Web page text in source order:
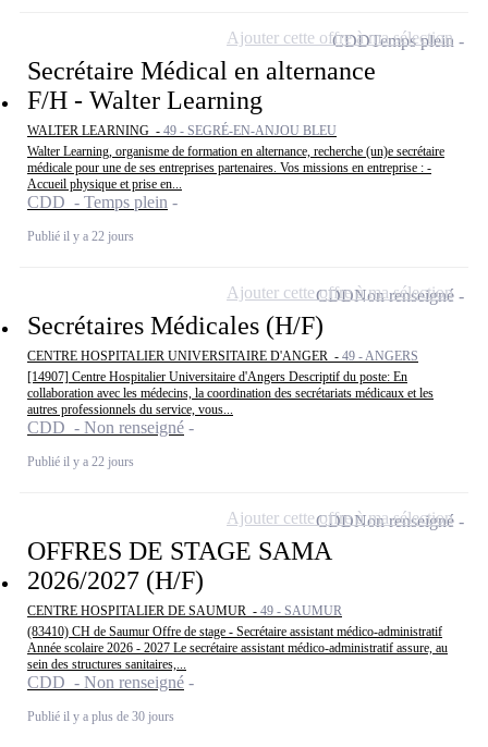
Secrétaire Médical en alternance
F/H - Walter Learning
WALTER LEARNING - 49 - SEGRÉ-EN-ANJOU BLEU
Walter Learning, organisme de formation en alternance, recherche (un)e secrétaire
médicale pour une de ses entreprises partenaires. Vos missions en entreprise : -
Accueil physique et prise en...
CDD - Temps plein
Publié il y a 22 jours
CDDTemps plein
Ajouter cette offre à ma sélection
Secrétaires Médicales (H/F)
CENTRE HOSPITALIER UNIVERSITAIRE D'ANGER - 49 - ANGERS
[14907] Centre Hospitalier Universitaire d'Angers Descriptif du poste: En
collaboration avec les médecins, la coordination des secrétariats médicaux et les
autres professionnels du service, vous...
CDD - Non renseigné
Publié il y a 22 jours
CDDNon renseigné
Ajouter cette offre à ma sélection
OFFRES DE STAGE SAMA
2026/2027 (H/F)
CENTRE HOSPITALIER DE SAUMUR - 49 - SAUMUR
(83410) CH de Saumur Offre de stage - Secrétaire assistant médico-administratif
Année scolaire 2026 - 2027 Le secrétaire assistant médico-administratif assure, au
sein des structures sanitaires,...
CDD - Non renseigné
Publié il y a plus de 30 jours
CDDNon renseigné
Ajouter cette offre à ma sélection